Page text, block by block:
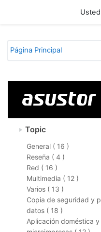
Página Principal